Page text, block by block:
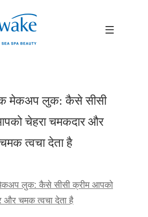
मेकअप लुक: कैसे सीसी
चेहरा चमकदार और
चमक त्वचा देता है